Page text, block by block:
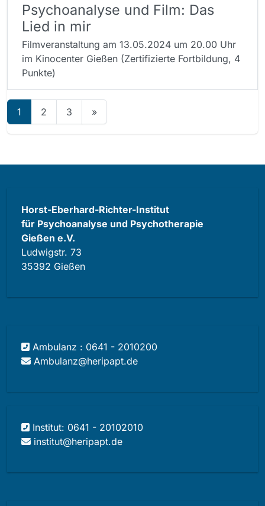
Psychoanalyse und Film: Das
Lied in mir
Filmveranstaltung am 13.05.2024 um 20.00 Uhr
im Kinocenter Gießen (Zertifizierte Fortbildung, 4
Punkte)
1 2 3 »
Horst-Eberhard-Richter-Institut
für Psychoanalyse und Psychotherapie
Gießen e.V.
Ludwigstr. 73
35392 Gießen
Ambulanz : 0641 - 2010200
Ambulanz@heripapt.de
Institut: 0641 - 20102010
institut@heripapt.de